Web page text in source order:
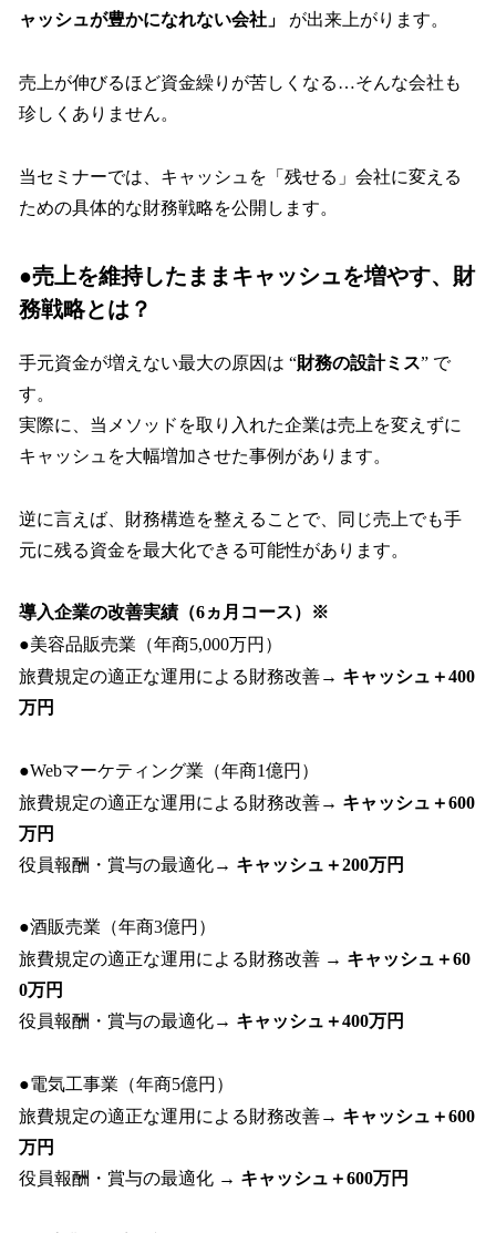
ャッシュが豊かになれない会社」
が出来上がります。
売上が伸びるほど資金繰りが苦しくなる…そんな会社も
珍しくありません。
当セミナーでは、キャッシュを「残せる」会社に変える
ための具体的な財務戦略を公開します。
●売上を維持したままキャッシュを増やす、財
務戦略とは？
手元資金が増えない最大の原因は “財務の設計ミス” で
す。
実際に、当メソッドを取り入れた企業は売上を変えずに
キャッシュを大幅増加させた事例があります。
逆に言えば、財務構造を整えることで、同じ売上でも手
元に残る資金を最大化できる可能性があります。
導入企業の改善実績（6ヵ月コース）※
●美容品販売業（年商5,000万円）
旅費規定の適正な運用による財務改善→ キャッシュ＋400
万円
●Webマーケティング業（年商1億円）
旅費規定の適正な運用による財務改善→ キャッシュ＋600
万円
役員報酬・賞与の最適化→ キャッシュ＋200万円
●酒販売業（年商3億円）
旅費規定の適正な運用による財務改善 → キャッシュ＋60
0万円
役員報酬・賞与の最適化→ キャッシュ＋400万円
●電気工事業（年商5億円）
旅費規定の適正な運用による財務改善→ キャッシュ＋600
万円
役員報酬・賞与の最適化 → キャッシュ＋600万円